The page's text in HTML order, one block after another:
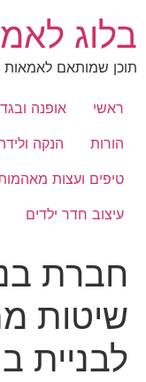
לתוכן
בלוג
תוכן שמותאם לאמאות
ראשי אופנה
הורות
הנקה
טיפים ועצות
עיצוב חדר ילדים
חברת
שיטות
לבניית